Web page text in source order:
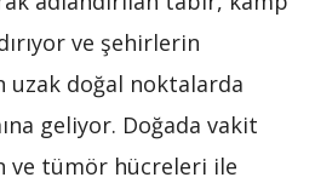
ve şehirlerin
uzak doğal noktalarda
geliyor. Doğada vakit
ve tümör hücreleri ile